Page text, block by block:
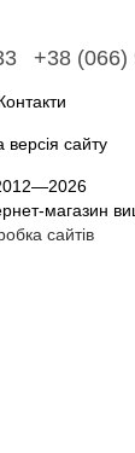
+38 (066)
версія сайту
магазин
сайтів